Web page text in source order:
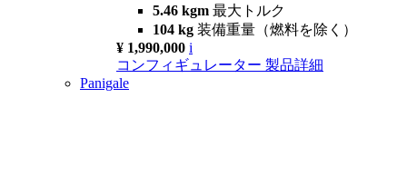
5.46 kgm 最大トルク
104 kg 装備重量（燃料を除く）
¥ 1,990,000 i
コンフィギュレーター 製品詳細
Panigale